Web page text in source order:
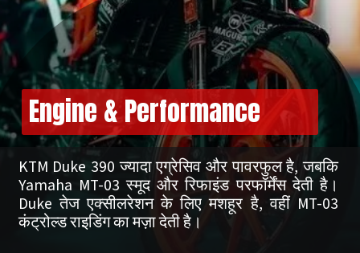
Engine & Performance
KTM Duke 390 ज्यादा एग्रेसिव और पावरफुल है, जबकि
Yamaha MT-03 स्मूद और रिफाइंड परफॉर्मेंस देती है।
Duke तेज एक्सीलरेशन के लिए मशहूर है, वहीं MT-03